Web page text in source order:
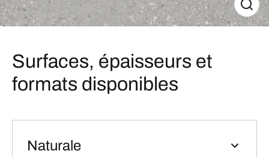
Surfaces, épaisseurs et
formats disponibles
Naturale